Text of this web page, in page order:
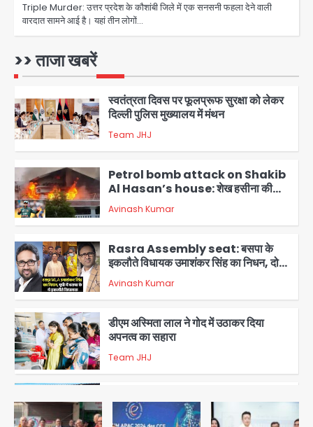
Triple Murder: उत्तर प्रदेश के कौशांबी जिले में एक सनसनी फहला देने वाली
वारदात सामने आई है। यहां तीन लोगों…
>> ताजा खबरें
1
आॅपरेशन विस्टा 1.0: वीजा शर्तों का उल्लंघन
करने वाले 11 बांग्लादेशी नागरिक सेंट्रल जिला
2
स्वतंत्रता दिवस पर फूलप्रूफ सुरक्षा को लेकर
दिल्ली पुलिस मुख्यालय में मंथन
Team JHJ
3
Petrol bomb attack on Shakib
Al Hasan’s house: शेख हसीना की
वर्चुअल प्रेस कॉन्फ्रेंस में जुड़ने पर भड़का
गुस्सा, शाकिब अल हसन के मगुरा स्थित घर पर
पेट्रोल बम से हमला
Avinash Kumar
4
Rasra Assembly seat: बसपा के
इकलौते विधायक उमाशंकर सिंह का निधन, दो
साल से कैंसर से जूझ रहे थे
Avinash Kumar
5
डीएम अस्मिता लाल ने गोद में उठाकर दिया
अपनत्व का सहारा
Team JHJ
करने वाले 11 बांग्लादेशी नागरिक सेंट्रल जिला